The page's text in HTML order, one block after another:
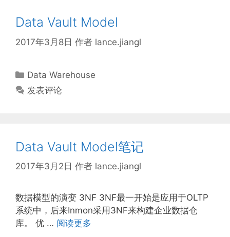
Data Vault Model
2017年3月8日 作者 lance.jiangl
分
类
Data Warehouse
发表评论
Data Vault Model笔记
2017年3月2日 作者 lance.jiangl
数据模型的演变 3NF 3NF最一开始是应用于OLTP
系统中，后来Inmon采用3NF来构建企业数据仓
库。 优 … 阅读更多